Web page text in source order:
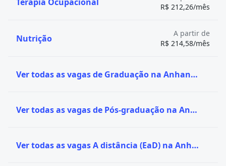
R$ 212,26/mês
Nutrição
A partir de
R$ 214,58/mês
Ver todas as vagas de Graduação na Anhanguera
Ver todas as vagas de Pós-graduação na Anhanguera
Ver todas as vagas A distância (EaD) na Anhanguera